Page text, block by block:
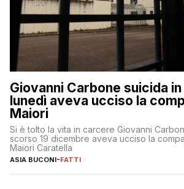
Giovanni Carbone suicida
lunedì aveva ucciso la
Maiori
Si è tolto la vita in carcere Giovanni
scorso 19 dicembre aveva ucciso la
Maiori Caratella
ASIA BUCONI-FATTI